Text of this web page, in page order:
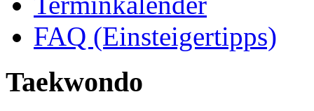
FAQ (Einsteigertipps)
Taekwondo